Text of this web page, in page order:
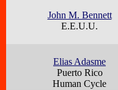
John M. Bennett
E.E.U.U.
Elias Adasme
Puerto Rico
Human Cycle